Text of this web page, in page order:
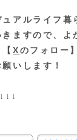
アルライフ暮
ますので、よ
【Xのフォロー
いします！